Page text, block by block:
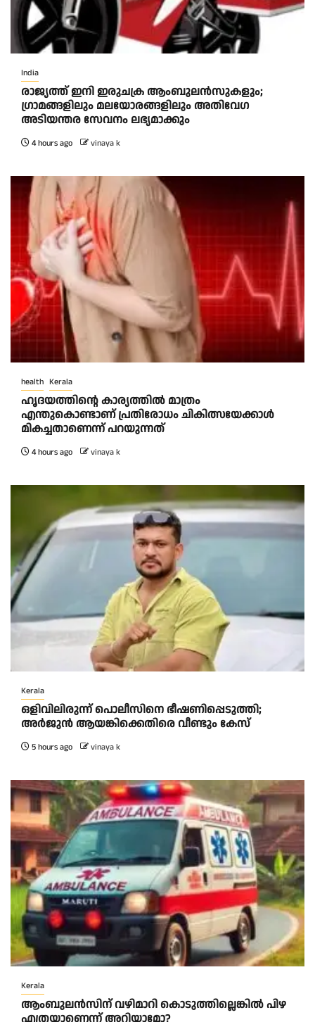
India
രാജ്യത്ത് ഇനി ഇരുചക്ര ആംബുലന്‍സുകളും;
ഗ്രാമങ്ങളിലും മലയോരങ്ങളിലും അതിവേഗ
അടിയന്തര സേവനം ലഭ്യമാക്കും
4 hours ago vinaya k
health Kerala
ഹൃദയത്തിന്റെ കാര്യത്തിൽ മാത്രം
എന്തുകൊണ്ടാണ് പ്രതിരോധം ചികിത്സയേക്കാൾ
മികച്ചതാണെന്ന് പറയുന്നത്
4 hours ago vinaya k
Kerala
ഒളിവിലിരുന്ന് പൊലീസിനെ ഭീഷണിപ്പെടുത്തി;
അർജുൻ ആയങ്കിക്കെതിരെ വീണ്ടും കേസ്
5 hours ago vinaya k
Kerala
ആംബുലന്‍സിന് വഴിമാറി കൊടുത്തില്ലെങ്കില്‍ പിഴ
എത്രയാണെന്ന് അറിയാമോ?